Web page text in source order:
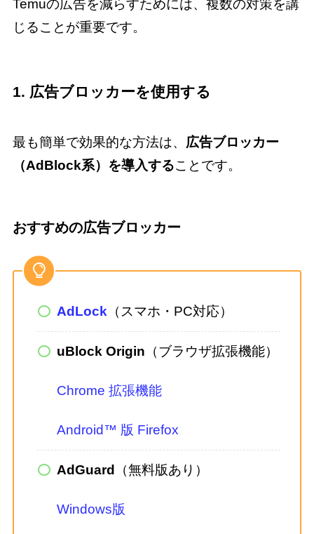
Temuの広告を減らすためには、複数の対策を講
じることが重要です。
1. 広告ブロッカーを使用する
最も簡単で効果的な方法は、 広告ブロッカー
（AdBlock系）を導入することです。
おすすめの広告ブロッカー
AdLock （スマホ・PC対応）
uBlock Origin （ブラウザ拡張機能）
Chrome 拡張機能
Android™ 版 Firefox
AdGuard （無料版あり）
Windows版